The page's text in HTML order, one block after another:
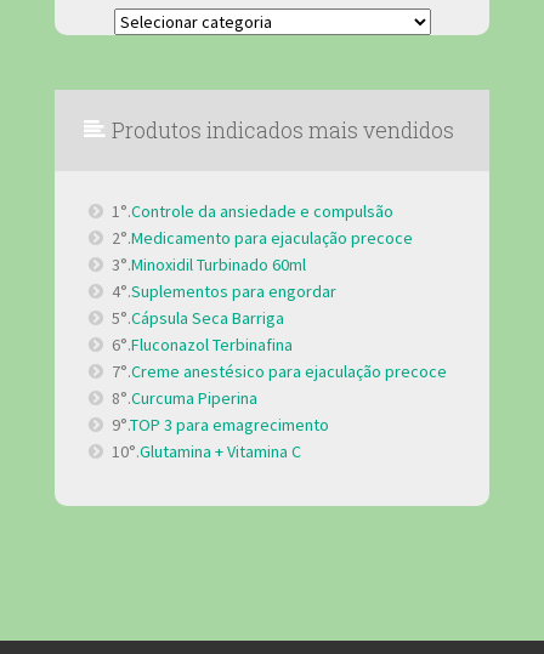
Categorias
Produtos indicados mais vendidos
1°.Controle da ansiedade e compulsão
2°.Medicamento para ejaculação precoce
3°.Minoxidil Turbinado 60ml
4°.Suplementos para engordar
5°.Cápsula Seca Barriga
6°.Fluconazol Terbinafina
7°.Creme anestésico para ejaculação precoce
8°.Curcuma Piperina
9°.TOP 3 para emagrecimento
10°.Glutamina + Vitamina C